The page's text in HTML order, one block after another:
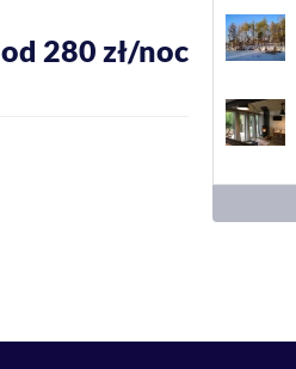
od 280 zł/noc